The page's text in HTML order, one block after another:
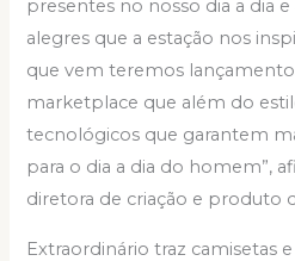
presentes no nosso dia a dia
alegres que a estação nos
que vem teremos
marketplace que além do
tecnológicos que garantem
para o dia a dia do homem”,
diretora de criação e produto
Extraordinário traz camisetas